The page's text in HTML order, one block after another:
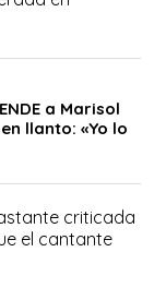
a Marisol
llanto: «Yo lo
criticada
el cantante